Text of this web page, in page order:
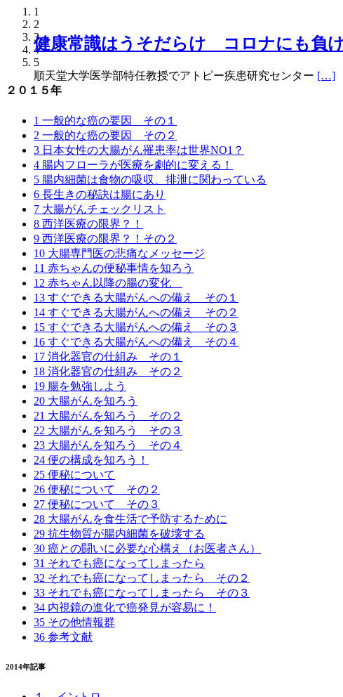
健康常識はうそだらけ コロナにも負
順天堂大学医学部特任教授でアトピー疾患研究センター […]
コロナに対して最強のメッセージ 宮沢
｢雨ニモマケズ｣ 雨にも負けず 風にも負けず 雪に[…]
長寿の秘訣 西郷隆盛を支えた言志晩録
健康十訓 西郷隆盛を支えた言志晩録（佐藤一斎著）
健康十訓 西郷隆盛を支えた言志晩録（
言志晩録（佐藤一斎著）より 素晴らしい格言がありま
糖尿＆便秘のお客様へ
何よりも新鮮な湧き水が身体によい 湧き水の場所は「
1
2
3
4
5
２０１５年
1 一般的な癌の要因 その１
2 一般的な癌の要因 その２
3 日本女性の大腸がん罹患率は世界NO1？
4 腸内フローラが医療を劇的に変える！
5 腸内細菌は食物の吸収、排泄に関わっている
6 長生きの秘訣は腸にあり
7 大腸がんチェックリスト
8 西洋医療の限界？！
9 西洋医療の限界？！その２
10 大腸専門医の悲痛なメッセージ
11 赤ちゃんの便秘事情を知ろう
12 赤ちゃん以降の腸の変化
13 すぐできる大腸がんへの備え その１
14 すぐできる大腸がんへの備え その２
15 すぐできる大腸がんへの備え その３
16 すぐできる大腸がんへの備え その４
17 消化器官の仕組み その１
18 消化器官の仕組み その２
19 腸を勉強しよう
20 大腸がんを知ろう
21 大腸がんを知ろう その２
22 大腸がんを知ろう その３
23 大腸がんを知ろう その４
24 便の構成を知ろう！
25 便秘について
26 便秘について その２
27 便秘について その３
28 大腸がんを食生活で予防するために
29 抗生物質が腸内細菌を破壊する
30 癌との闘いに必要な心構え（お医者さん）
31 それでも癌になってしまったら
32 それでも癌になってしまったら その２
33 それでも癌になってしまったら その３
34 内視鏡の進化で癌発見が容易に！
35 その他情報群
36 参考文献
2014年記事